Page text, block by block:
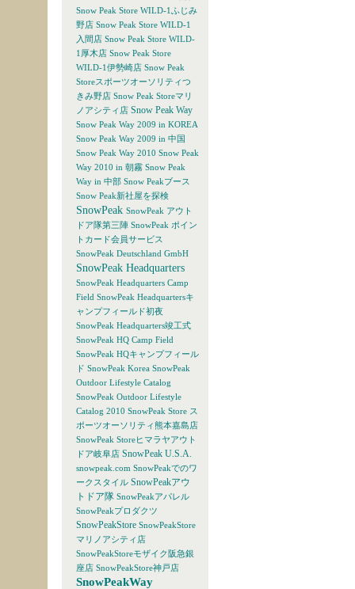
Snow Peak Store WILD-1ふじみ
野店 Snow Peak Store WILD-1
入間店 Snow Peak Store WILD-
1厚木店 Snow Peak Store
WILD-1伊勢崎店 Snow Peak
Storeスポーツオーソリティつ
きみ野店 Snow Peak Storeマリ
ノアシティ店 Snow Peak Way
Snow Peak Way 2009 in KOREA
Snow Peak Way 2009 in 中国
Snow Peak Way 2010 Snow Peak
Way 2010 in 朝霧 Snow Peak
Way in 中部 Snow Peakブース
Snow Peak新社屋を探検
SnowPeak SnowPeak アウト
ドア隊第三陣 SnowPeak ポイン
トカード会員サービス
SnowPeak Deutschland GmbH
SnowPeak Headquarters
SnowPeak Headquarters Camp
Field SnowPeak Headquartersキ
ャンプフィールド初夜
SnowPeak Headquarters竣工式
SnowPeak HQ Camp Field
SnowPeak HQキャンプフィール
ド SnowPeak Korea SnowPeak
Outdoor Lifestyle Catalog
SnowPeak Outdoor Lifestyle
Catalog 2010 SnowPeak Store ス
ポーツオーソリティ熊本嘉島店
SnowPeak Storeヒマラヤアウト
ドア岐阜店 SnowPeak U.S.A.
snowpeak.com SnowPeakでのワ
ークスタイル SnowPeakアウ
トドア隊 SnowPeakアパレル
SnowPeakプロダクツ
SnowPeakStore SnowPeakStore
マリノアシティ店
SnowPeakStoreモザイク阪急銀
座店 SnowPeakStore神戸店
SnowPeakWay